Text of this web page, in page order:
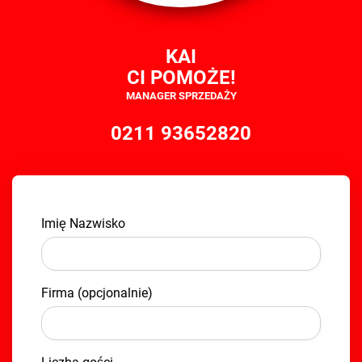
Imię Nazwisko
Firma (opcjonalnie)
KAI
CI POMOŻE!
MANAGER SPRZEDAŻY
0211 93652820